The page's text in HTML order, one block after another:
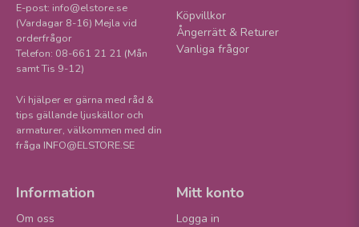
E-post: info@elstore.se
(Vardagar 8-16) Mejla vid
orderfrågor
Telefon: 08-661 21 21 (Mån
samt Tis 9-12)
Vi hjälper er gärna med råd &
tips gällande ljuskällor och
armaturer, välkommen med din
fråga INFO@ELSTORE.SE
Köpvillkor
Ångerrätt & Returer
Vanliga frågor
Information
Om oss
Mitt konto
Logga in